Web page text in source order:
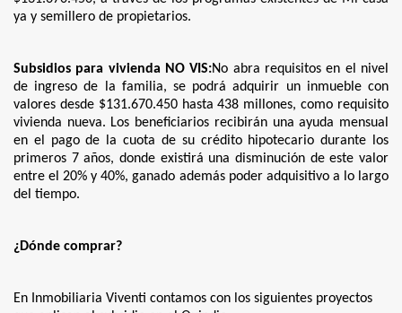
ya y semillero de propietarios.
Subsidios para vivienda NO VIS:No abra requisitos en el nivel
de ingreso de la familia, se podrá adquirir un inmueble con
valores desde $131.670.450 hasta 438 millones, como requisito
vivienda nueva. Los beneficiarios recibirán una ayuda mensual
en el pago de la cuota de su crédito hipotecario durante los
primeros 7 años, donde existirá una disminución de este valor
entre el 20% y 40%, ganado además poder adquisitivo a lo largo
del tiempo.
¿Dónde comprar?
En Inmobiliaria Viventi contamos con los siguientes proyectos